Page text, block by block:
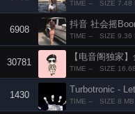
TIME -- SIZE 7.48
6908
抖音 社会摇
TIME -- SIZE 9.36
30781
【电音阁独家
TIME -- SIZE
1430
Turbotronic -
TIME -- SIZE 8 MB